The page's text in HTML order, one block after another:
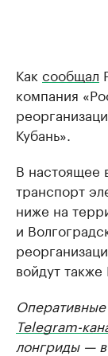
Как сообщал
компания
Кубань».
В настоящее
транспорт
ниже на
и
войдут
Telegram-
лонгриды — в